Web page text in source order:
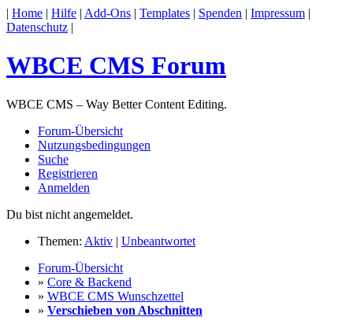
| Home | Hilfe | Add-Ons | Templates | Spenden | Impressum |
Datenschutz |
WBCE CMS Forum
WBCE CMS – Way Better Content Editing.
Forum-Übersicht
Nutzungsbedingungen
Suche
Registrieren
Anmelden
Du bist nicht angemeldet.
Themen: Aktiv | Unbeantwortet
Forum-Übersicht
» Core & Backend
» WBCE CMS Wunschzettel
» Verschieben von Abschnitten